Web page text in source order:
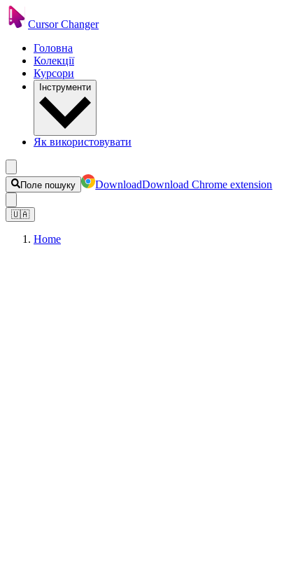
Cursor Changer
Головна
Колекції
Курсори
Інструменти
Як використовувати
Поле пошуку DownloadDownload Chrome extension
🇺🇦
Home